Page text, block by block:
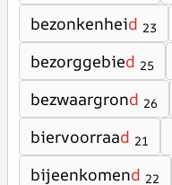
bezonkenheid 23
bezorggebied 25
bezwaargrond 26
biervoorraad 21
bijeenkomend 22